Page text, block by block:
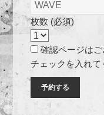
枚数 (必須)
確認ページは
チェックを入れて